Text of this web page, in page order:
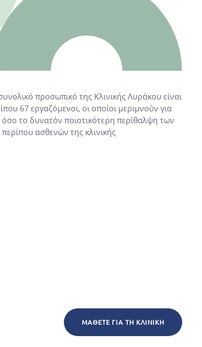
προσωπικό της Κλινικής Λυράκου είναι
67 εργαζόμενοι, οι οποίοι μεριμνούν για
όσο το δυνατόν ποιοτικότερη περίθαλψη των
περίπου ασθενών της κλινικής
ΜΆΘΕΤΕ ΓΙΑ ΤΗ ΚΛΙΝΙΚΉ